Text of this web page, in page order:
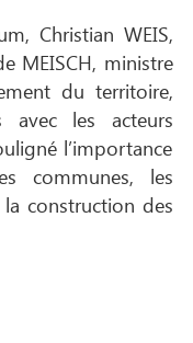
Christian WEIS,
MEISCH, ministre
du territoire,
avec les acteurs
l’importance
communes, les
la construction des